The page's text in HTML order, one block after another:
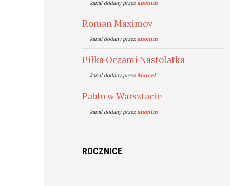
kanal dodany przezanonim
Roman Maximov
kanal dodany przezanonim
Piłka Oczami Nastolatka
kanal dodany przezMarcel
Pablo w Warsztacie
kanal dodany przezanonim
ROCZNICE